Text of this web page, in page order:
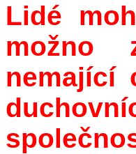
Lidé
možno
nemající